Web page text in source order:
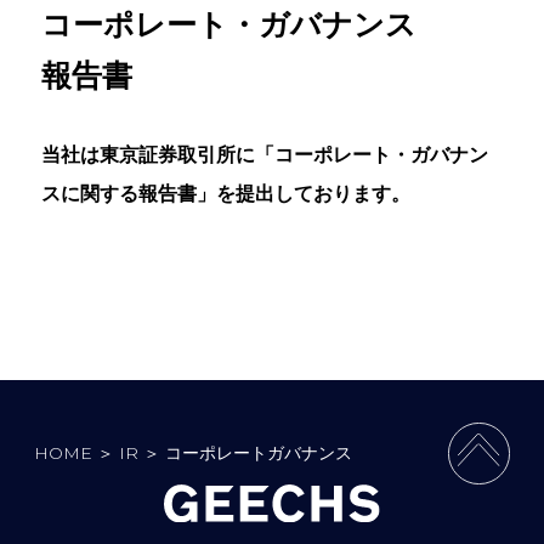
コーポレート・ガバナンス
報告書
当社は東京証券取引所に「コーポレート・ガバナン
スに関する報告書」を提出しております。
HOME ＞ IR ＞ コーポレートガバナンス PAGE